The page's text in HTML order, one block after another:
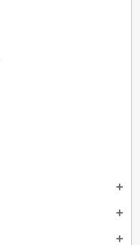
add
add
add